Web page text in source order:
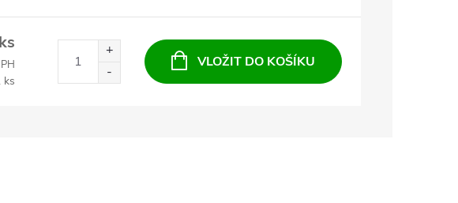
ks
VLOŽIT DO KOŠÍKU